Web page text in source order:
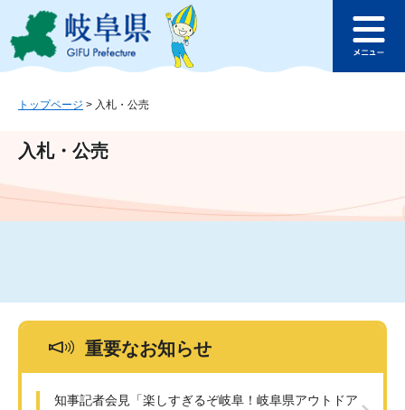
ジ
ュ
文
このページの本文へ
ュ
トップページ > 入札・公売
入札・公売
重要なお知らせ
知事記者会見「楽しすぎるぞ岐阜！岐阜県アウトドア